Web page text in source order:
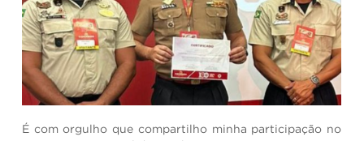
É com orgulho que compartilho minha participação no